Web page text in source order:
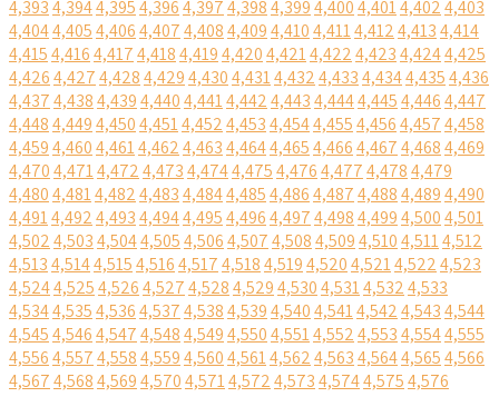
4,3934,3944,3954,3964,3974,3984,3994,4004,4014,4024,403
4,4044,4054,4064,4074,4084,4094,4104,4114,4124,4134,414
4,4154,4164,4174,4184,4194,4204,4214,4224,4234,4244,425
4,4264,4274,4284,4294,4304,4314,4324,4334,4344,4354,436
4,4374,4384,4394,4404,4414,4424,4434,4444,4454,4464,447
4,4484,4494,4504,4514,4524,4534,4544,4554,4564,4574,458
4,4594,4604,4614,4624,4634,4644,4654,4664,4674,4684,469
4,4704,4714,4724,4734,4744,4754,4764,4774,4784,479
4,4804,4814,4824,4834,4844,4854,4864,4874,4884,4894,490
4,4914,4924,4934,4944,4954,4964,4974,4984,4994,5004,501
4,5024,5034,5044,5054,5064,5074,5084,5094,5104,5114,512
4,5134,5144,5154,5164,5174,5184,5194,5204,5214,5224,523
4,5244,5254,5264,5274,5284,5294,5304,5314,5324,533
4,5344,5354,5364,5374,5384,5394,5404,5414,5424,5434,544
4,5454,5464,5474,5484,5494,5504,5514,5524,5534,5544,555
4,5564,5574,5584,5594,5604,5614,5624,5634,5644,5654,566
4,5674,5684,5694,5704,5714,5724,5734,5744,5754,576